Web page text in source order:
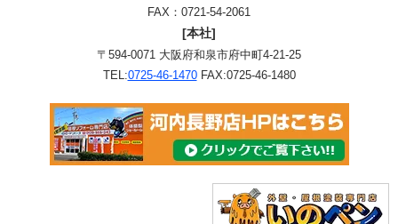
FAX：0721-54-2061
[本社]
〒594-0071 大阪府和泉市府中町4-21-25
TEL:0725-46-1470FAX:0725-46-1480